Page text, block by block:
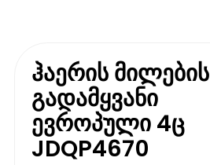
ჰაერის მილების
გადამყვანი
ევროპული 4ც
JDQP4670